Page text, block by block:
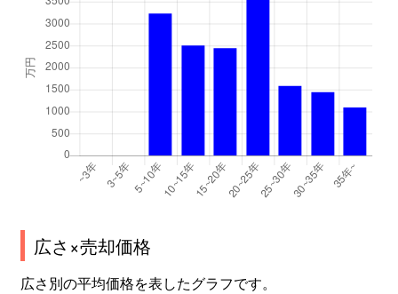
広さ×売却価格
広さ別の平均価格を表したグラフです。